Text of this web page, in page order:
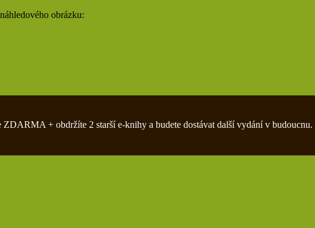
obrázku:
+ obdržíte 2 starší e-knihy a budete dostávat další vydání v budoucnu.